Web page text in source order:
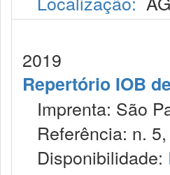
2019
Repertório IOB
Imprenta: São
Referência: n.
Disponibilidade: